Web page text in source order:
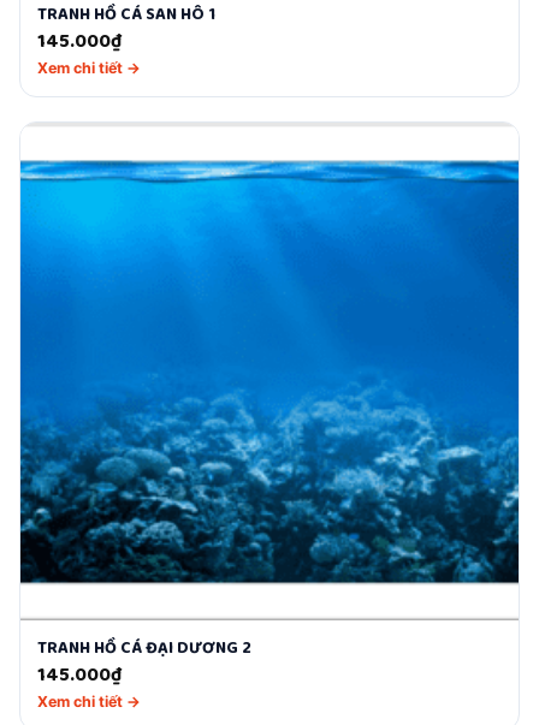
TRANH HỒ CÁ SAN HÔ 1
145.000₫
Xem chi tiết →
TRANH HỒ CÁ ĐẠI DƯƠNG 2
145.000₫
Xem chi tiết →